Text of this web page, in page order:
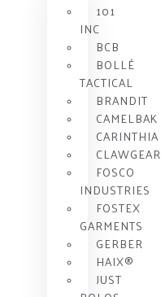
101
INC
BCB
BOLLÉ
TACTICAL
BRANDIT
CAMELBAK
CARINTHIA
CLAWGEAR
FOSCO
INDUSTRIES
FOSTEX
GARMENTS
GERBER
HAIX®
JUST